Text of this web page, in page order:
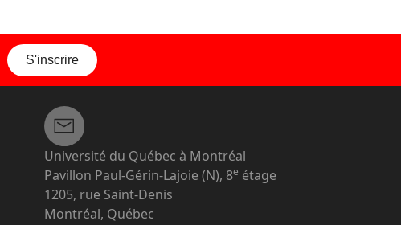
S'inscrire
Université du Québec à Montréal
Pavillon Paul-Gérin-Lajoie (N), 8e étage
1205, rue Saint-Denis
Montréal, Québec